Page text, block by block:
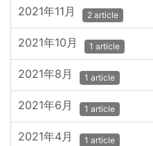
2021年11月 2 article
2021年10月 1 article
2021年8月 1 article
2021年6月 1 article
2021年4月 1 article